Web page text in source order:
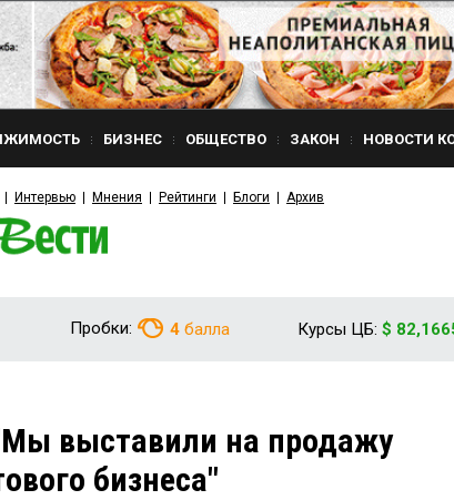
БИЗНЕС ОБЩЕСТВО ЗАКОН НОВОСТИ
Интервью Мнения Рейтинги Блоги Архив
Пробки: 4 балла Курсы ЦБ: $
выставили на продажу
бизнеса"